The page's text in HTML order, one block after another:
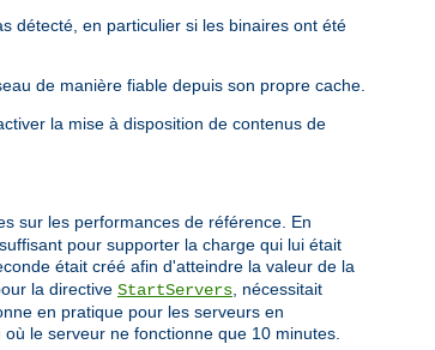
détecté, en particulier si les binaires ont été
de manière fiable depuis son propre cache.
la mise à disposition de contenus de
sur les performances de référence. En
pour supporter la charge qui lui était
était créé afin d'atteindre la valeur de la
la directive StartServers, nécessitait
en pratique pour les serveurs en
le serveur ne fonctionne que 10 minutes.